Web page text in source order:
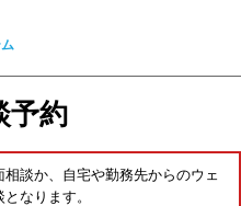
予約
談か、自宅や勤務先からのウェ
なります。